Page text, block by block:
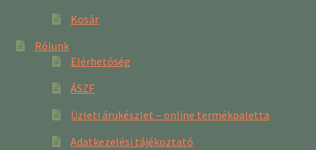
Kosár
Rólunk
Elérhetőség
ÁSZF
Üzleti árukészlet – online termékpaletta
Adatkezelési tájékoztató